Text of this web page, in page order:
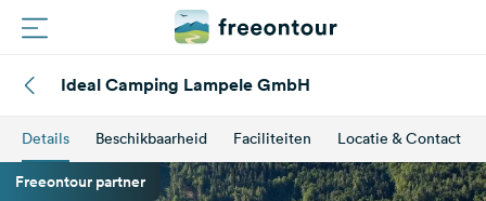
Campings
Ideal Camping Lampele GmbH
Details Beschikbaarheid Faciliteiten Locatie & Contact
Freeontour partner